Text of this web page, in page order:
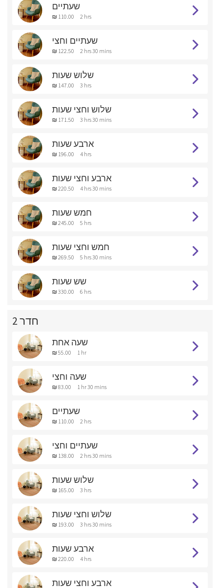
שעתיים
₪ 110.00 2 hrs
שעתיים וחצי
₪ 122.50 2 hrs 30 mins
שלוש שעות
₪ 147.00 3 hrs
שלוש וחצי שעות
₪ 171.50 3 hrs 30 mins
ארבע שעות
₪ 196.00 4 hrs
ארבע וחצי שעות
₪ 220.50 4 hrs 30 mins
חמש שעות
₪ 245.00 5 hrs
חמש וחצי שעות
₪ 269.50 5 hrs 30 mins
שש שעות
₪ 330.00 6 hrs
חדר 2
שעה אחת
₪ 55.00 1 hr
שעה וחצי
₪ 83.00 1 hr 30 mins
שעתיים
₪ 110.00 2 hrs
שעתיים וחצי
₪ 138.00 2 hrs 30 mins
שלוש שעות
₪ 165.00 3 hrs
שלוש וחצי שעות
₪ 193.00 3 hrs 30 mins
ארבע שעות
₪ 220.00 4 hrs
ארבע וחצי שעות